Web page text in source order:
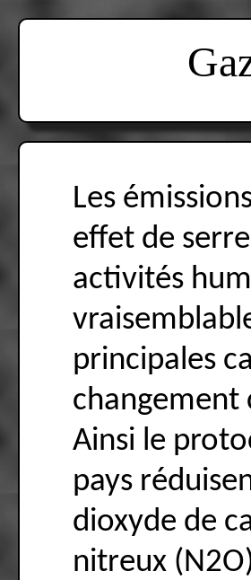
Les
effet de
activités
principales
changement
Ainsi le
pays
dioxyde de
nitreux